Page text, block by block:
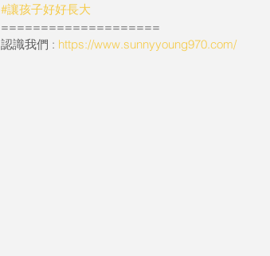
#讓孩子好好長大
====================
認識我們 : https://www.sunnyyoung970.com/